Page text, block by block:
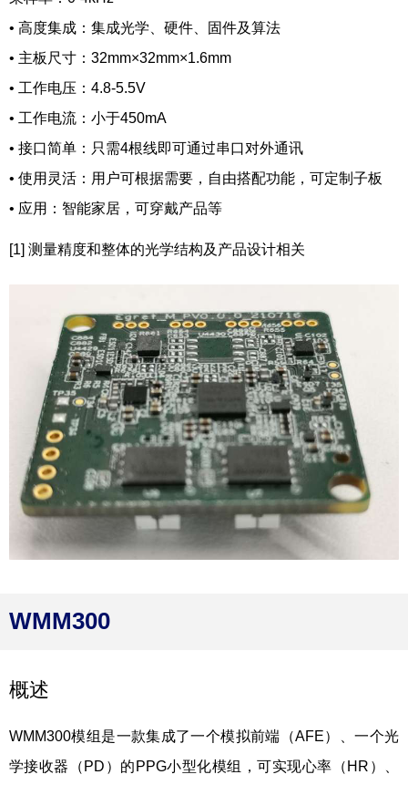
• 高度集成：集成光学、硬件、固件及算法
• 主板尺寸：32mm×32mm×1.6mm
• 工作电压：4.8-5.5V
• 工作电流：小于450mA
• 接口简单：只需4根线即可通过串口对外通讯
• 使用灵活：用户可根据需要，自由搭配功能，可定制子板
• 应用：智能家居，可穿戴产品等
[1] 测量精度和整体的光学结构及产品设计相关
WMM300
概述
WMM300模组是一款集成了一个模拟前端（AFE）、一个光
学接收器（PD）的PPG小型化模组，可实现心率（HR）、